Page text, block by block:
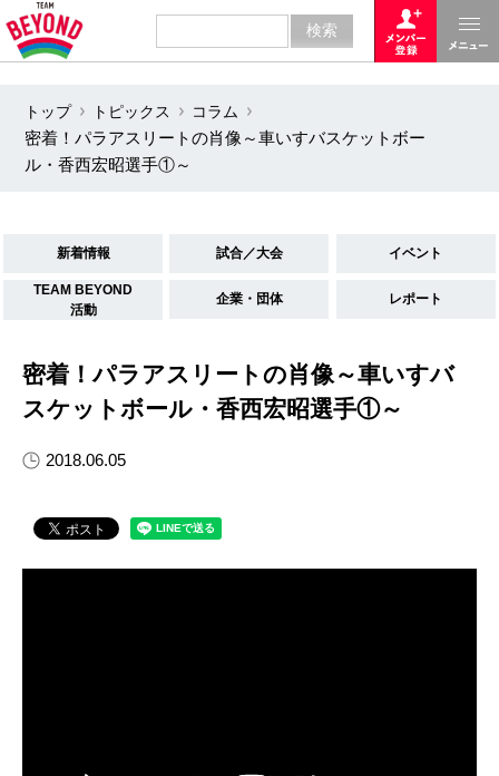
トップ トピックス
コラム
密着！パラアスリートの肖像～車いすバスケットボー
ル・香西宏昭選手①～
新着情報 試合／大会 イベント
TEAM BEYOND
活動
企業・団体 レポート
密着！パラアスリートの肖像～車いすバ
スケットボール・香西宏昭選手①～
2018.06.05